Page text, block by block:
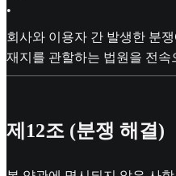
•
회사와 이용자 간 발생한 분
재지를 관할하는 법원을 전속
제12조 (분쟁 해결)